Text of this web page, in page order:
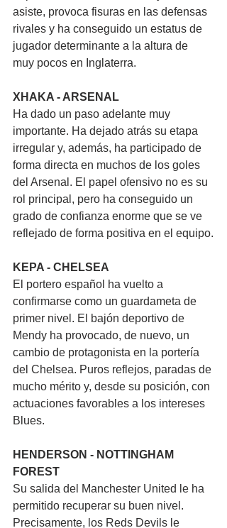
asiste, provoca fisuras en las defensas
rivales y ha conseguido un estatus de
jugador determinante a la altura de
muy pocos en Inglaterra.
XHAKA - ARSENAL
Ha dado un paso adelante muy
importante. Ha dejado atrás su etapa
irregular y, además, ha participado de
forma directa en muchos de los goles
del Arsenal. El papel ofensivo no es su
rol principal, pero ha conseguido un
grado de confianza enorme que se ve
reflejado de forma positiva en el equipo.
KEPA - CHELSEA
El portero español ha vuelto a
confirmarse como un guardameta de
primer nivel. El bajón deportivo de
Mendy ha provocado, de nuevo, un
cambio de protagonista en la portería
del Chelsea. Puros reflejos, paradas de
mucho mérito y, desde su posición, con
actuaciones favorables a los intereses
Blues.
HENDERSON - NOTTINGHAM
FOREST
Su salida del Manchester United le ha
permitido recuperar su buen nivel.
Precisamente, los Reds Devils le